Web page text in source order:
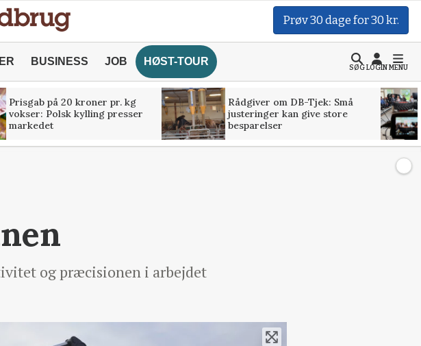
Prøv 30 dage for 30 kr.
BUSINESS JOB HØST-TOUR
SØGLOGINMENU
Prisgab på 20 kroner pr. kg
vokser: Polsk kylling presser
markedet
Rådgiver om DB-Tjek: Små
justeringer kan give store
besparelser
og præcisionen i arbejdet